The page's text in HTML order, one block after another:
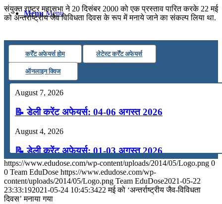
Menu Menu
संयुक्त राष्ट्र महासभा ने 20 दिसंबर 2000 को एक प्रस्ताव पारित करके 22 मई
को अन्तर्राष्ट्रीय जैव विविधता दिवस के रूप में मनाये जाने का संकल्प लिया था.
कर्रेंट अफेयर्स होम लेटेस्ट कर्रेंट अफेयर्स
ऑनलाइन क्विज
August 7, 2026
📝 डेली करेंट अफेयर्स: 04-06 अगस्त 2026
August 4, 2026
📝 डेली करेंट अफेयर्स: 01-03 अगस्त 2026
July 31, 2026
📝 डेली करेंट अफेयर्स: 28-31 जुलाई 2026
https://www.edudose.com/wp-content/uploads/2014/05/Logo.png 0
0 Team EduDose https://www.edudose.com/wp-
content/uploads/2014/05/Logo.png Team EduDose2021-05-22
23:33:192021-05-24 10:45:3422 मई को ‘अन्तर्राष्ट्रीय जैव-विविधता
दिवस’ मनाया गया